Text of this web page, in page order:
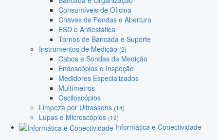
Consumíveis de Oficina
Chaves de Fendas e Abertura
ESD e Antiestática
Tornos de Bancada e Suporte
Instrumentos de Medição (2)
Cabos e Sondas de Medição
Endoscópios e Inspeção
Medidores Especializados
Multímetros
Osciloscópios
Limpeza por Ultrassons (14)
Lupas e Microscópios (19)
Informática e Conectividade